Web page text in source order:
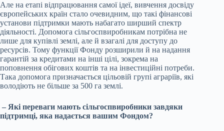
Але на етапі відпрацювання самої ідеї, вивчення досвіду
європейських країн стало очевидним, що такі фінансові
установи підтримки мають набагато ширший спектр
діяльності. Допомога сільгоспвиробникам потрібна не
лише для купівлі землі, але й взагалі для доступу до
ресурсів. Тому функції Фонду розширили й на надання
гарантій за кредитами на інші цілі, зокрема на
поповнення обігових коштів та на інвестиційні потреби.
Така допомога призначається цільовій групі аграріїв, які
володіють не більше за 500 га землі.
– Які переваги мають сільгоспвиробники завдяки
підтримці, яка надається вашим Фондом?